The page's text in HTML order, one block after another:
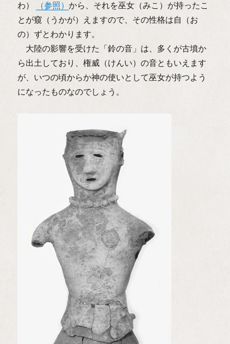
わ）
（参照）から、それを巫女（みこ）が持ったこ
とが窺（うかが）えますので、その性格は自（お
の）ずとわかります。
大陸の影響を受けた「鈴の音」は、多くが古墳か
ら出土しており、権威（けんい）の音ともいえます
が、いつの頃からか神の使いとして巫女が持つよう
になったものなのでしょう。